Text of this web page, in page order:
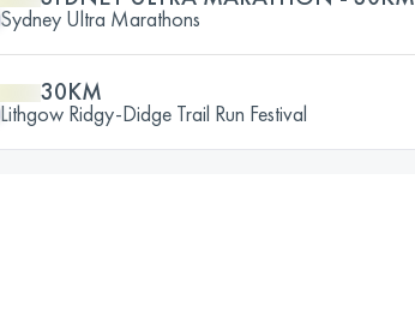
Sydney Ultra Marathons
30KM
Lithgow Ridgy-Didge Trail Run Festival